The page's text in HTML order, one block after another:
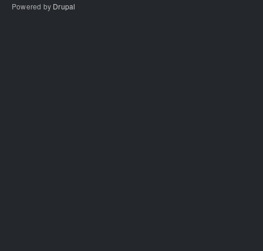
Powered by Drupal